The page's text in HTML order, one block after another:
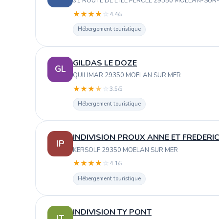
★★★★ ☆ 4.4/5
Hébergement touristique
GL
GILDAS LE DOZE
QUILIMAR 29350 MOELAN SUR MER
★★★★ ☆3.5/5
Hébergement touristique
IP
INDIVISION PROUX ANNE ET FREDERIC
KERSOLF 29350 MOELAN SUR MER
★★★★ ☆ 4.1/5
Hébergement touristique
INDIVISION TY PONT